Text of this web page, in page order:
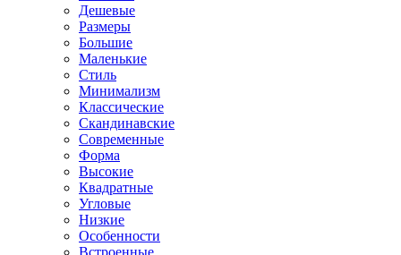
Дешевые
Размеры
Большие
Маленькие
Стиль
Минимализм
Классические
Скандинавские
Современные
Форма
Высокие
Квадратные
Угловые
Низкие
Особенности
Встроенные